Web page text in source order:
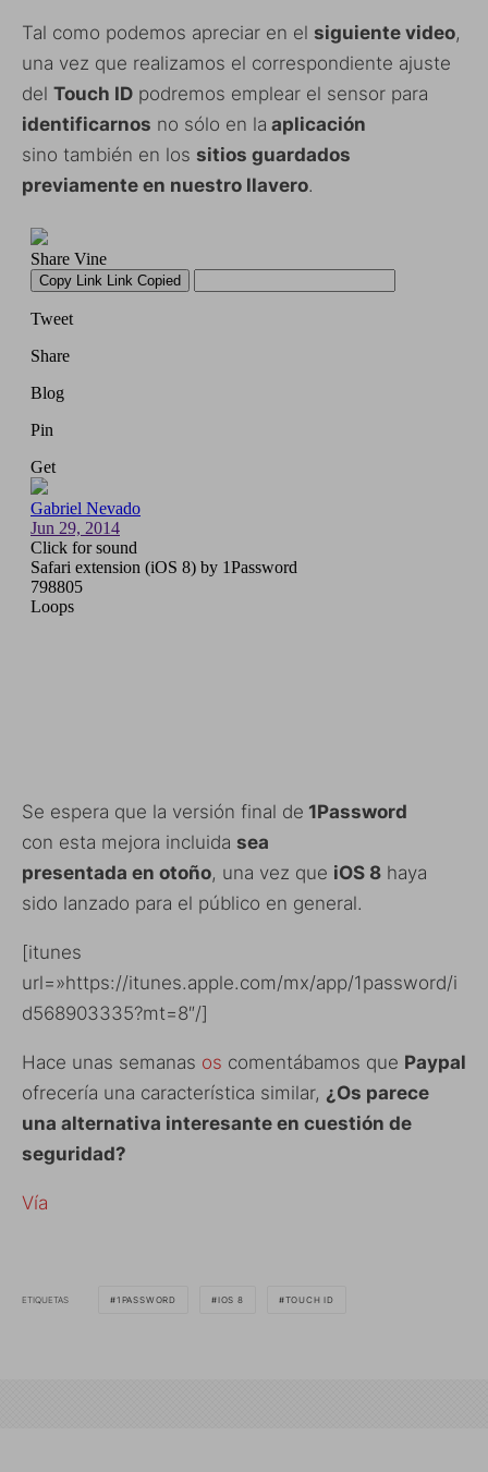
Tal como podemos apreciar en el siguiente video,
una vez que realizamos el correspondiente ajuste
del Touch ID podremos emplear el sensor para
identificarnos no sólo en la aplicación
sino también en los sitios guardados
previamente en nuestro llavero.
Se espera que la versión final de 1Password
con esta mejora incluida sea
presentada en otoño, una vez que iOS 8 haya
sido lanzado para el público en general.
[itunes
url=»https://itunes.apple.com/mx/app/1password/i
d568903335?mt=8″/]
Hace unas semanas os comentábamos que Paypal
ofrecería una característica similar, ¿Os parece
una alternativa interesante en cuestión de
seguridad?
Vía
ETIQUETAS 1PASSWORD IOS 8 TOUCH ID